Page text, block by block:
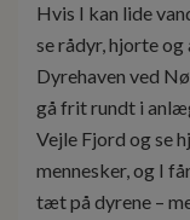
Hvis I kan lide
se rådyr, hjorte
Dyrehaven ved
gå frit rundt i
Vejle Fjord og se
mennesker, og I
tæt på dyrene –